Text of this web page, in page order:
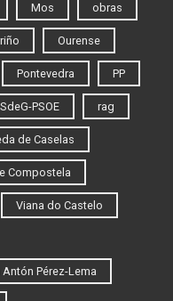
Mos obras
Ourense
Pontevedra PP
PSOE rag
de Caselas
Compostela
Viana do Castelo
Antón Pérez-Lema